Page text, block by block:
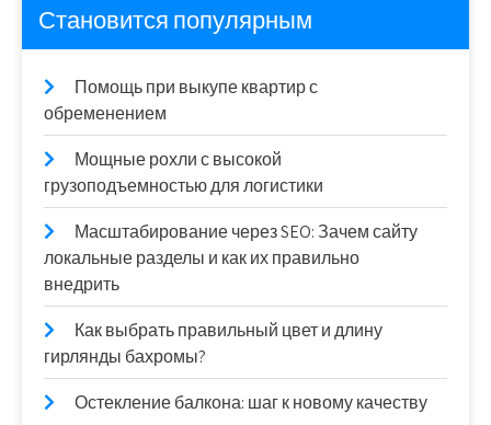
Становится популярным
Помощь при выкупе квартир с
обременением
Мощные рохли с высокой
грузоподъемностью для логистики
Масштабирование через SEO: Зачем сайту
локальные разделы и как их правильно
внедрить
Как выбрать правильный цвет и длину
гирлянды бахромы?
Остекление балкона: шаг к новому качеству